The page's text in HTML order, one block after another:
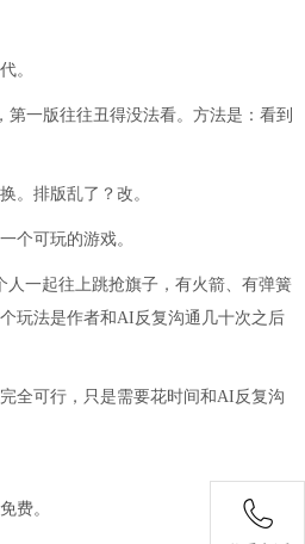
。
第一版往往丑得没法看。方法是：看到
。排版乱了？改。
个可玩的游戏。
人一起往上跳抢旗子，有火箭、有弹簧
玩法是作者和AI反复沟通几十次之后
全可行，只是需要花时间和AI反复沟
费。